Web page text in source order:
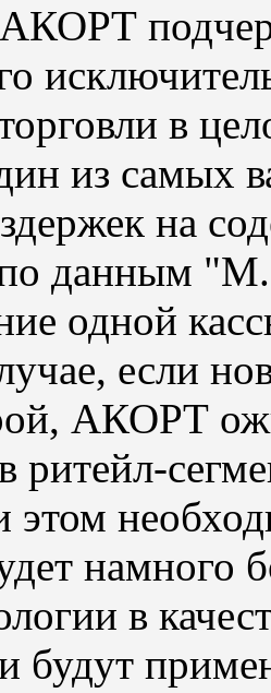
в
из самых
на
данным
одной
если
АКОРТ
ритейл-
этом
намного
в
будут